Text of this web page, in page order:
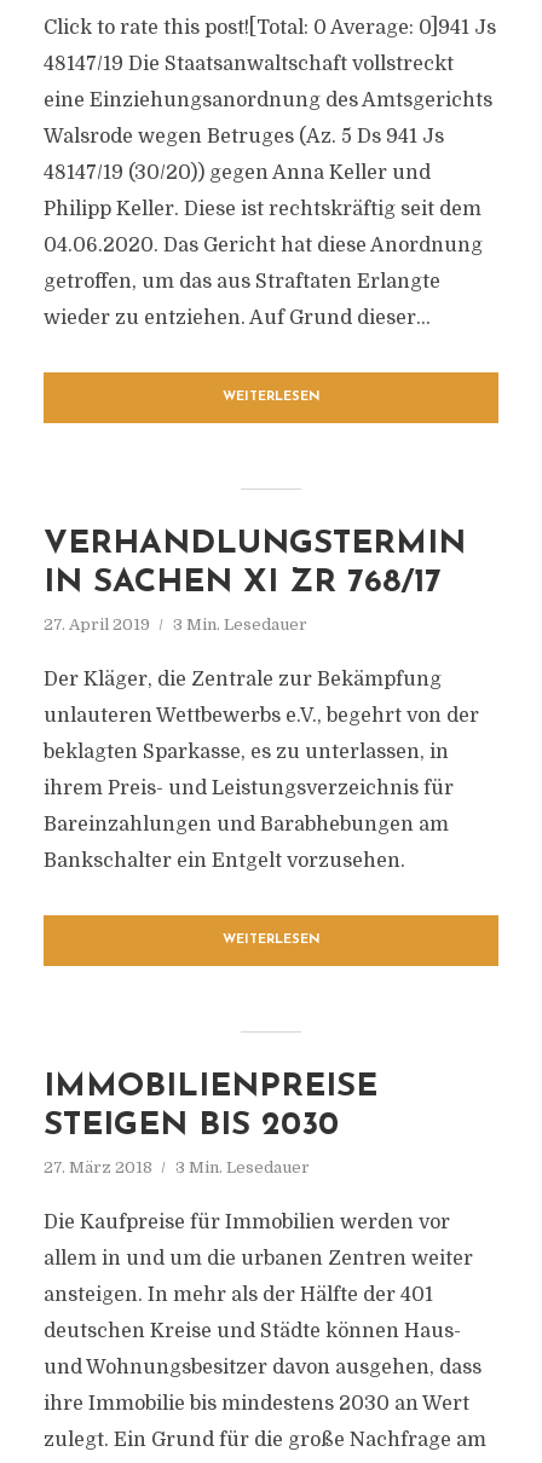
Click to rate this post![Total: 0 Average: 0]941 Js
48147/​19 Die Staatsanwaltschaft vollstreckt
eine Einziehungsanordnung des Amtsgerichts
Walsrode wegen Betruges (Az. 5 Ds 941 Js
48147/​19 (30/​20)) gegen Anna Keller und
Philipp Keller. Diese ist rechtskräftig seit dem
04.06.2020. Das Gericht hat diese Anordnung
getroffen, um das aus Straftaten Erlangte
wieder zu entziehen. Auf Grund dieser...
WEITERLESEN
VERHANDLUNGSTERMIN
IN SACHEN XI ZR 768/17
27. April 2019 3 Min. Lesedauer
Der Kläger, die Zentrale zur Bekämpfung
unlauteren Wettbewerbs e.V., begehrt von der
beklagten Sparkasse, es zu unterlassen, in
ihrem Preis- und Leistungsverzeichnis für
Bareinzahlungen und Barabhebungen am
Bankschalter ein Entgelt vorzusehen.
WEITERLESEN
IMMOBILIENPREISE
STEIGEN BIS 2030
27. März 2018 3 Min. Lesedauer
Die Kaufpreise für Immobilien werden vor
allem in und um die urbanen Zentren weiter
ansteigen. In mehr als der Hälfte der 401
deutschen Kreise und Städte können Haus-
und Wohnungsbesitzer davon ausgehen, dass
ihre Immobilie bis mindestens 2030 an Wert
zulegt. Ein Grund für die große Nachfrage am